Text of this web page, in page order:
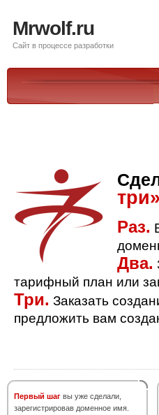
Mrwolf.ru
Сайт в процессе разработки
Раз.
Два.
тарифный план или
Три. Заказать
предложить вам
Первый шаг вы уже сделали,
зарегистрировав доменное имя.